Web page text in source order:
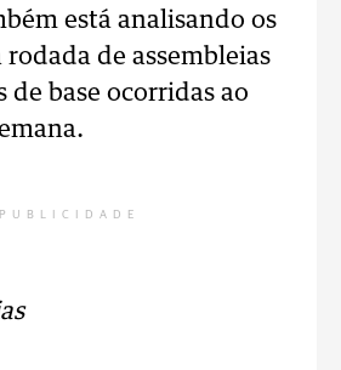
está analisando os
de assembleias
de base ocorridas ao
PUBLICIDADE